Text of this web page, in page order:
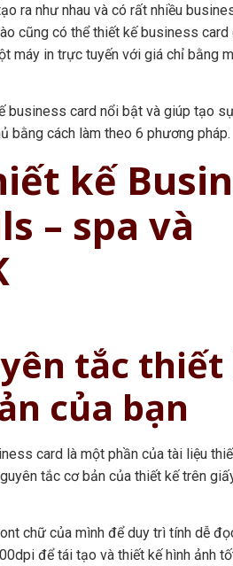
ra như nhau và có rất nhiều
cũng có thể thiết kế business
máy in trực tuyến với giá chỉ bằng
business card nổi bật và giúp tạo
bằng cách làm theo 6 phương pháp.
kế
– spa và
tắc
của bạn
card là một phần của tài liệu
tắc cơ bản của thiết kế trên
chữ của mình để duy trì tính dễ
để tái tạo và thiết kế hình ảnh